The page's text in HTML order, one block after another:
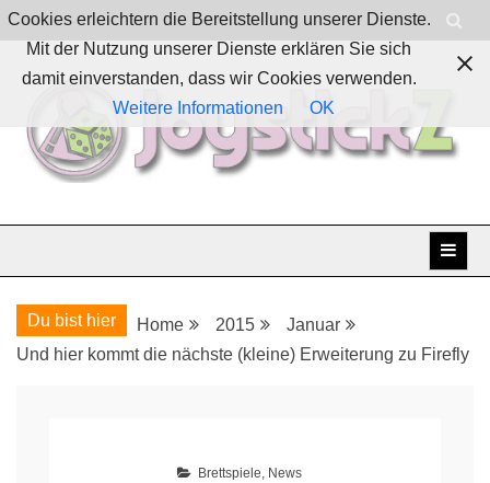
Skip
to
content
JoystickZ
Du bist hier Home 2015
Januar
Und hier kommt die nächste (kleine) Erweiterung zu Firefly
Brettspiele, News
Cookies erleichtern die Bereitstellung unserer Dienste.
Mit der Nutzung unserer Dienste erklären Sie sich
damit einverstanden, dass wir Cookies verwenden.
Weitere Informationen
OK